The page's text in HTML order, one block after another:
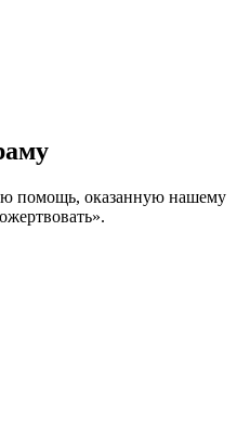
помощь, оказанную нашему